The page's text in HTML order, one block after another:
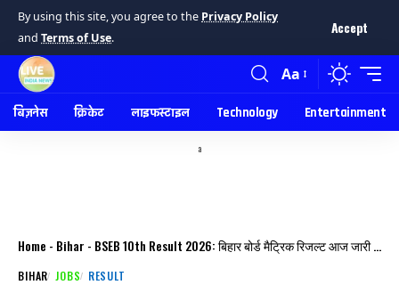
By using this site, you agree to the Privacy Policy
and Terms of Use.
Accept
Aa
बिज़नेस क्रिकेट लाइफस्टाइल Technology Entertainment
a
Home - Bihar - BSEB 10th Result 2026: बिहार बोर्ड मैट्रिक रिजल्ट आज जारी होगा।
BIHAR JOBS RESULT